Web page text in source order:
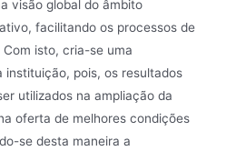
visão global do âmbito
facilitando os processos de
isto, cria-se uma
instituição, pois, os resultados
utilizados na ampliação da
oferta de melhores condições
se desta maneira a